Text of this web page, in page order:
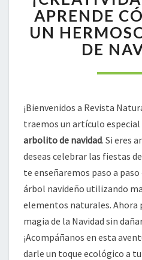
APRENDE
UN
DE
¡Bienvenidos a Revista
traemos un artículo
arbolito de navidad. Si eres
deseas celebrar las fiestas
te enseñaremos paso a
árbol navideño utilizando
elementos naturales. Ahora
magia de la Navidad sin
¡Acompáñanos en esta
darle un toque ecológico a